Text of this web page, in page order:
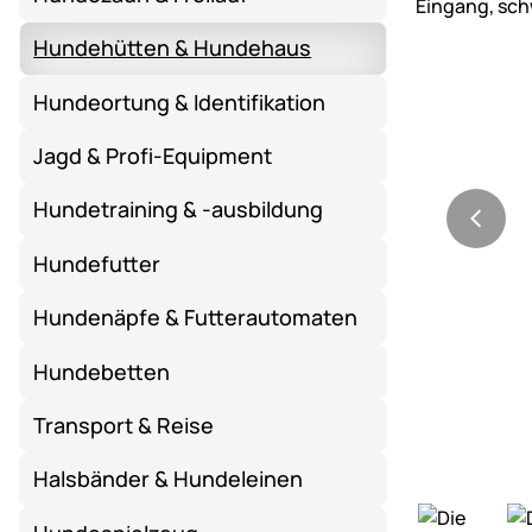
Hundehütten & Hundehaus
Hundeortung & Identifikation
Jagd & Profi-Equipment
Hundetraining & -ausbildung
Hundefutter
Hundenäpfe & Futterautomaten
Hundebetten
Transport & Reise
Halsbänder & Hundeleinen